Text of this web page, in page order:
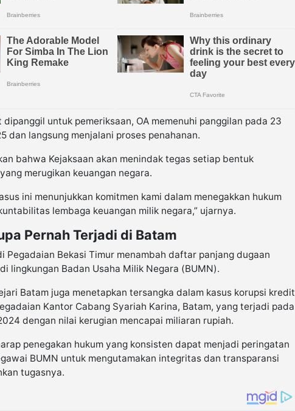
dipanggil untuk pemeriksaan, OA memenuhi panggilan pada 23
dan langsung menjalani proses penahanan.
bahwa Kejaksaan akan menindak tegas setiap bentuk
merugikan keuangan negara.
ini menunjukkan komitmen kami dalam menegakkan hukum
lembaga keuangan milik negara,” ujarnya.
Pernah Terjadi di Batam
Pegadaian Bekasi Timur menambah daftar panjang dugaan
lingkungan Badan Usaha Milik Negara (BUMN).
Batam juga menetapkan tersangka dalam kasus korupsi kredit
Kantor Cabang Syariah Karina, Batam, yang terjadi pada
dengan nilai kerugian mencapai miliaran rupiah.
penegakan hukum yang konsisten dapat menjadi peringatan
BUMN untuk mengutamakan integritas dan transparansi
tugasnya.